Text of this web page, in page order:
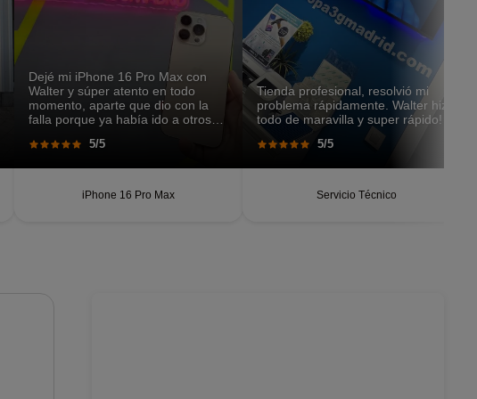
Dejé mi iPhone 16 Pro Max con
Walter y súper atento en todo
momento, aparte que dio con la
falla porque ya había ido a otros
rápido, lo recomiendo.
5/5
iPhone 16 Pro Max
Tienda profesional, resolvió mi
problema rápidamente. Walter hizo
todo de maravilla y super rápido!
5/5
Servicio Técnico